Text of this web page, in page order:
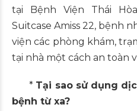
tại Bệnh Viện Thái
Suitcase Amiss 22, bệnh
viện các phòng khám,
tại nhà một cách an toàn
* Tại sao sử dụng
bệnh từ xa?